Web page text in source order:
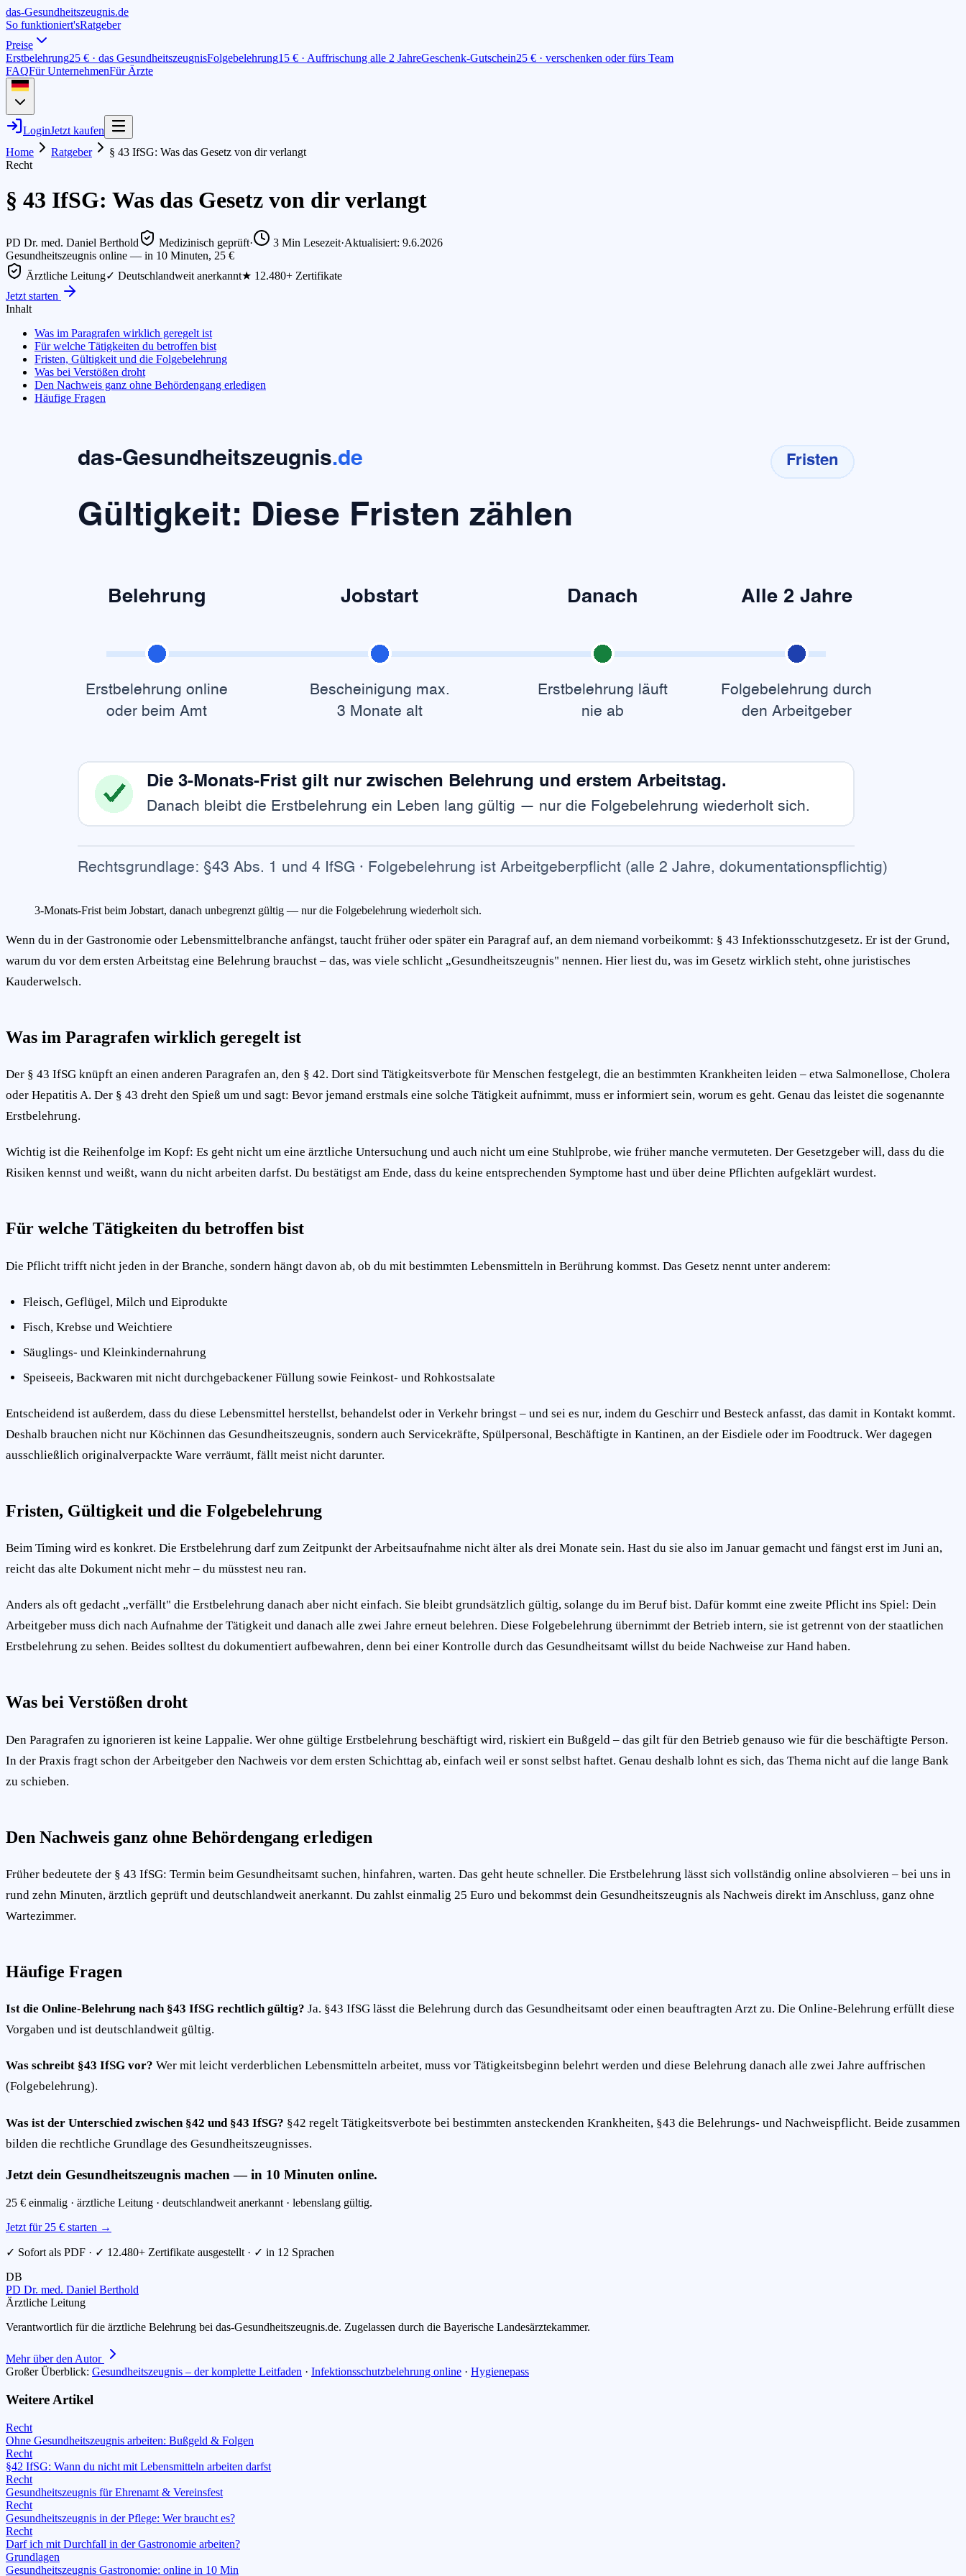
das-Gesundheitszeugnis.de
So funktioniert'sRatgeber
Preise
Erstbelehrung25 € · das GesundheitszeugnisFolgebelehrung15 € · Auffrischung alle 2 JahreGeschenk-Gutschein25 € · verschenken oder fürs Team
FAQFür UnternehmenFür Ärzte
LoginJetzt kaufen
Home
Ratgeber
§ 43 IfSG: Was das Gesetz von dir verlangt
Recht
§ 43 IfSG: Was das Gesetz von dir verlangt
PD Dr. med. Daniel Berthold Medizinisch geprüft· 3 Min Lesezeit·Aktualisiert: 9.6.2026
Gesundheitszeugnis online — in 10 Minuten, 25 €
Ärztliche Leitung✓ Deutschlandweit anerkannt★ 12.480+ Zertifikate
Jetzt starten
Inhalt
Was im Paragrafen wirklich geregelt ist
Für welche Tätigkeiten du betroffen bist
Fristen, Gültigkeit und die Folgebelehrung
Was bei Verstößen droht
Den Nachweis ganz ohne Behördengang erledigen
Häufige Fragen
3-Monats-Frist beim Jobstart, danach unbegrenzt gültig — nur die Folgebelehrung wiederholt sich.
Wenn du in der Gastronomie oder Lebensmittelbranche anfängst, taucht früher oder später ein Paragraf auf, an dem niemand vorbeikommt: § 43 Infektionsschutzgesetz. Er ist der Grund,
warum du vor dem ersten Arbeitstag eine Belehrung brauchst – das, was viele schlicht „Gesundheitszeugnis" nennen. Hier liest du, was im Gesetz wirklich steht, ohne juristisches
Kauderwelsch.
Was im Paragrafen wirklich geregelt ist
Der § 43 IfSG knüpft an einen anderen Paragrafen an, den § 42. Dort sind Tätigkeitsverbote für Menschen festgelegt, die an bestimmten Krankheiten leiden – etwa Salmonellose, Cholera
oder Hepatitis A. Der § 43 dreht den Spieß um und sagt: Bevor jemand erstmals eine solche Tätigkeit aufnimmt, muss er informiert sein, worum es geht. Genau das leistet die sogenannte
Erstbelehrung.
Wichtig ist die Reihenfolge im Kopf: Es geht nicht um eine ärztliche Untersuchung und auch nicht um eine Stuhlprobe, wie früher manche vermuteten. Der Gesetzgeber will, dass du die
Risiken kennst und weißt, wann du nicht arbeiten darfst. Du bestätigst am Ende, dass du keine entsprechenden Symptome hast und über deine Pflichten aufgeklärt wurdest.
Für welche Tätigkeiten du betroffen bist
Die Pflicht trifft nicht jeden in der Branche, sondern hängt davon ab, ob du mit bestimmten Lebensmitteln in Berührung kommst. Das Gesetz nennt unter anderem:
Fleisch, Geflügel, Milch und Eiprodukte
Fisch, Krebse und Weichtiere
Säuglings- und Kleinkindernahrung
Speiseeis, Backwaren mit nicht durchgebackener Füllung sowie Feinkost- und Rohkostsalate
Entscheidend ist außerdem, dass du diese Lebensmittel herstellst, behandelst oder in Verkehr bringst – und sei es nur, indem du Geschirr und Besteck anfasst, das damit in Kontakt kommt.
Deshalb brauchen nicht nur Köchinnen das Gesundheitszeugnis, sondern auch Servicekräfte, Spülpersonal, Beschäftigte in Kantinen, an der Eisdiele oder im Foodtruck. Wer dagegen
ausschließlich originalverpackte Ware verräumt, fällt meist nicht darunter.
Fristen, Gültigkeit und die Folgebelehrung
Beim Timing wird es konkret. Die Erstbelehrung darf zum Zeitpunkt der Arbeitsaufnahme nicht älter als drei Monate sein. Hast du sie also im Januar gemacht und fängst erst im Juni an,
reicht das alte Dokument nicht mehr – du müsstest neu ran.
Anders als oft gedacht „verfällt" die Erstbelehrung danach aber nicht einfach. Sie bleibt grundsätzlich gültig, solange du im Beruf bist. Dafür kommt eine zweite Pflicht ins Spiel: Dein
Arbeitgeber muss dich nach Aufnahme der Tätigkeit und danach alle zwei Jahre erneut belehren. Diese Folgebelehrung übernimmt der Betrieb intern, sie ist getrennt von der staatlichen
Erstbelehrung zu sehen. Beides solltest du dokumentiert aufbewahren, denn bei einer Kontrolle durch das Gesundheitsamt willst du beide Nachweise zur Hand haben.
Was bei Verstößen droht
Den Paragrafen zu ignorieren ist keine Lappalie. Wer ohne gültige Erstbelehrung beschäftigt wird, riskiert ein Bußgeld – das gilt für den Betrieb genauso wie für die beschäftigte Person.
In der Praxis fragt schon der Arbeitgeber den Nachweis vor dem ersten Schichttag ab, einfach weil er sonst selbst haftet. Genau deshalb lohnt es sich, das Thema nicht auf die lange Bank
zu schieben.
Den Nachweis ganz ohne Behördengang erledigen
Früher bedeutete der § 43 IfSG: Termin beim Gesundheitsamt suchen, hinfahren, warten. Das geht heute schneller. Die Erstbelehrung lässt sich vollständig online absolvieren – bei uns in
rund zehn Minuten, ärztlich geprüft und deutschlandweit anerkannt. Du zahlst einmalig 25 Euro und bekommst dein Gesundheitszeugnis als Nachweis direkt im Anschluss, ganz ohne
Wartezimmer.
Häufige Fragen
Ist die Online-Belehrung nach §43 IfSG rechtlich gültig? Ja. §43 IfSG lässt die Belehrung durch das Gesundheitsamt oder einen beauftragten Arzt zu. Die Online-Belehrung erfüllt diese
Vorgaben und ist deutschlandweit gültig.
Was schreibt §43 IfSG vor? Wer mit leicht verderblichen Lebensmitteln arbeitet, muss vor Tätigkeitsbeginn belehrt werden und diese Belehrung danach alle zwei Jahre auffrischen
(Folgebelehrung).
Was ist der Unterschied zwischen §42 und §43 IfSG? §42 regelt Tätigkeitsverbote bei bestimmten ansteckenden Krankheiten, §43 die Belehrungs- und Nachweispflicht. Beide zusammen
bilden die rechtliche Grundlage des Gesundheitszeugnisses.
Jetzt dein Gesundheitszeugnis machen — in 10 Minuten online.
25 € einmalig · ärztliche Leitung · deutschlandweit anerkannt · lebenslang gültig.
Jetzt für 25 € starten →
✓ Sofort als PDF · ✓ 12.480+ Zertifikate ausgestellt · ✓ in 12 Sprachen
DB
PD Dr. med. Daniel Berthold
Ärztliche Leitung
Verantwortlich für die ärztliche Belehrung bei das-Gesundheitszeugnis.de. Zugelassen durch die Bayerische Landesärztekammer.
Mehr über den Autor
Großer Überblick: Gesundheitszeugnis – der komplette Leitfaden · Infektionsschutzbelehrung online · Hygienepass
Weitere Artikel
Recht
Ohne Gesundheitszeugnis arbeiten: Bußgeld & Folgen
Recht
§42 IfSG: Wann du nicht mit Lebensmitteln arbeiten darfst
Recht
Gesundheitszeugnis für Ehrenamt & Vereinsfest
Recht
Gesundheitszeugnis in der Pflege: Wer braucht es?
Recht
Darf ich mit Durchfall in der Gastronomie arbeiten?
Grundlagen
Gesundheitszeugnis Gastronomie: online in 10 Min